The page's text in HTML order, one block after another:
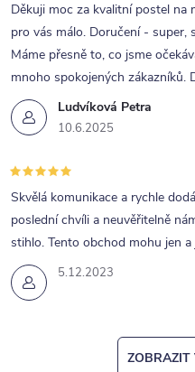
Ludvíková Petra
10.6.2025
Děkuji moc za kvalitní postel na
pro vás málo. Doručení - super,
Máme přesně to, co jsme
mnoho spokojených zákazníků.
5.12.2023
Skvělá komunikace a rychle
poslední chvíli a neuvěřitelně
stihlo. Tento obchod mohu jen
ZOBRAZIT